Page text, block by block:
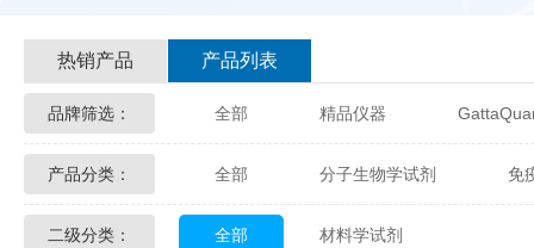
热销产品 产品列表
品牌筛选： 全部 精品仪器
Glycon Biochem Sterlitech
Echelon Biosciences
产品分类： 全部 分子生物学试剂 免
化学及生物化学试剂
二级分类： 全部 材料学试剂